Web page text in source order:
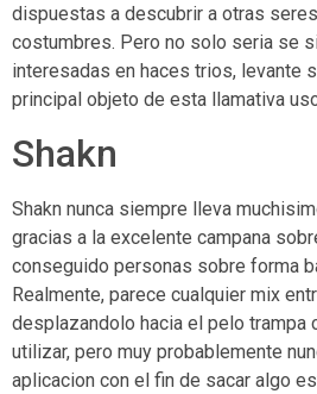
dispuestas a descubrir a otras
costumbres. Pero no solo seri­a se
interesadas en haces trios, levante
principal objeto de esta llamativa
Shakn
Shakn nunca siempre lleva
gracias a la excelente campana
conseguido personas sobre forma
Realmente, parece cualquier mix
desplazandolo hacia el pelo trampa
utilizar, pero muy probablemente
aplicacion con el fin de sacar algo